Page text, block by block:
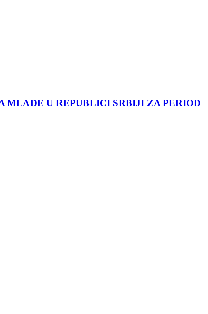
MLADE U REPUBLICI SRBIJI ZA PERIOD